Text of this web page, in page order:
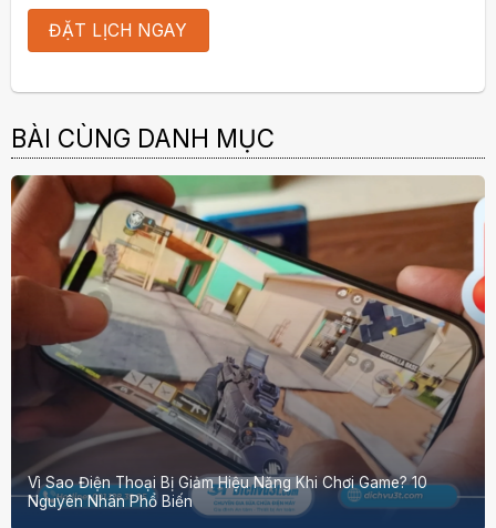
BÀI CÙNG DANH MỤC
Vì Sao Điện Thoại Bị Giảm Hiệu Năng Khi Chơi Game? 10
Nguyên Nhân Phổ Biến